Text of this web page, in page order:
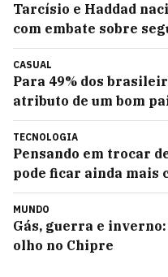
Tarcísio e Haddad
com embate sobre
CASUAL
Para 49% dos
atributo de um bom
TECNOLOGIA
Pensando em trocar
pode ficar ainda mais
MUNDO
Gás, guerra e
olho no Chipre